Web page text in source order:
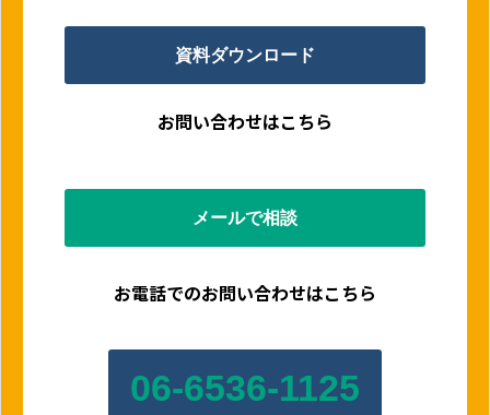
資料ダウンロード
お問い合わせはこちら
メールで相談
お電話でのお問い合わせはこちら
06-6536-1125